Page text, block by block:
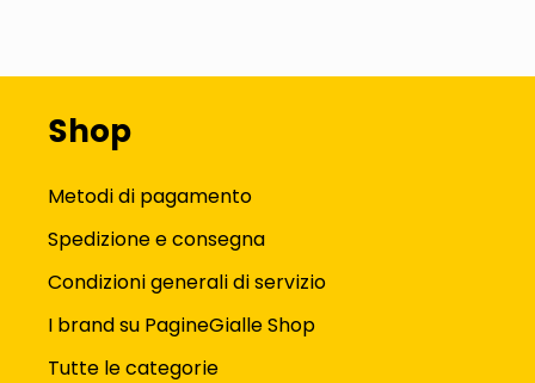
Shop
Metodi di pagamento
Spedizione e consegna
Condizioni generali di servizio
I brand su PagineGialle Shop
Tutte le categorie